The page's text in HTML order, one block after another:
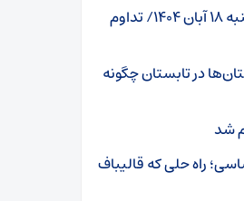
قیمت طلا و دلار امروز یکشنبه ۱۸ آبان ۱۴۰۴/ تداوم
در تابستان چگونه
شد
راه‌ حلی که قالیباف